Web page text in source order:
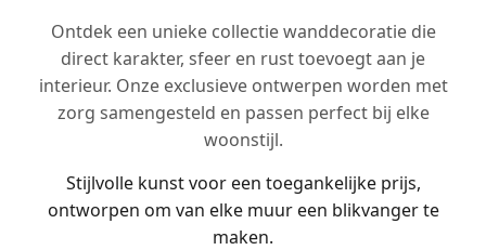
Ontdek een unieke collectie wanddecoratie die
direct karakter, sfeer en rust toevoegt aan je
interieur. Onze exclusieve ontwerpen worden met
zorg samengesteld en passen perfect bij elke
woonstijl.
Stijlvolle kunst voor een toegankelijke prijs,
ontworpen om van elke muur een blikvanger te
maken.